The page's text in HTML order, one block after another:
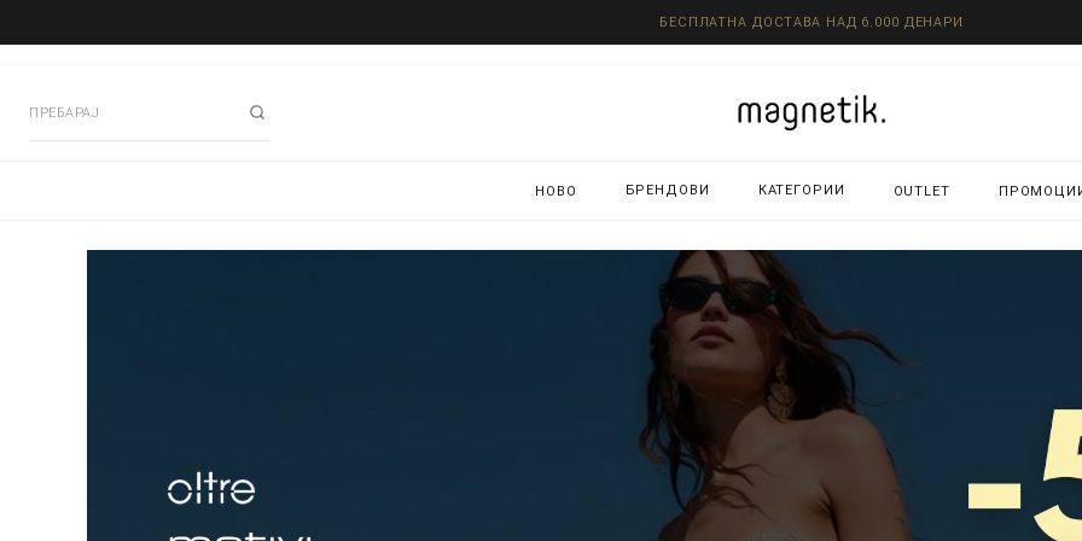
БЕСПЛАТНА ДОСТАВА НАД 6.000 ДЕНАРИ
НОВО БРЕНДОВИ КАТЕГОРИИ OUTLET